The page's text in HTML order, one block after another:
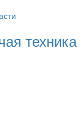
техника